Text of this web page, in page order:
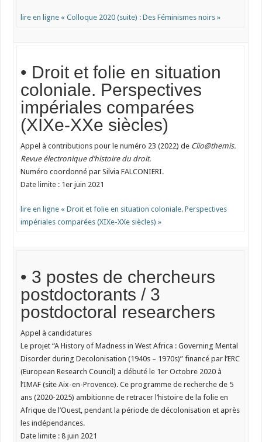
lire en ligne « Colloque 2020 (suite) : Des Féminismes noirs »
• Droit et folie en situation
coloniale. Perspectives
impériales comparées
(XIXe-XXe siècles)
Appel à contributions pour le numéro 23 (2022) de Clio@themis.
Revue électronique d’histoire du droit.
Numéro coordonné par Silvia FALCONIERI.
Date limite : 1er juin 2021
lire en ligne « Droit et folie en situation coloniale. Perspectives
impériales comparées (XIXe-XXe siècles) »
• 3 postes de chercheurs
postdoctorants / 3
postdoctoral researchers
Appel à candidatures
Le projet “A History of Madness in West Africa : Governing Mental
Disorder during Decolonisation (1940s – 1970s)” financé par l’ERC
(European Research Council) a débuté le 1er Octobre 2020 à
l’IMAF (site Aix-en-Provence). Ce programme de recherche de 5
ans (2020-2025) ambitionne de retracer l’histoire de la folie en
Afrique de l’Ouest, pendant la période de décolonisation et après
les indépendances.
Date limite : 8 juin 2021